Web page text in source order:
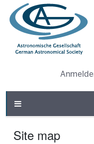
Site map